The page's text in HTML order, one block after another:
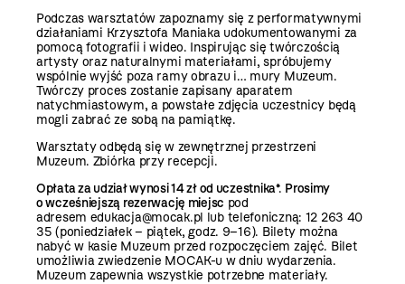
Podczas warsztatów zapoznamy się z performatywnymi
działaniami Krzysztofa Maniaka udokumentowanymi za
pomocą fotografii i wideo. Inspirując się twórczością
artysty oraz naturalnymi materiałami, spróbujemy
wspólnie wyjść poza ramy obrazu i… mury Muzeum.
Twórczy proces zostanie zapisany aparatem
natychmiastowym, a powstałe zdjęcia uczestnicy będą
mogli zabrać ze sobą na pamiątkę.
Warsztaty odbędą się w zewnętrznej przestrzeni
Muzeum. Zbiórka przy recepcji.
Opłata za udział wynosi 14 zł od uczestnika*. Prosimy
o wcześniejszą rezerwację miejsc pod
adresem edukacja@mocak.pl lub telefoniczną: 12 263 40
35 (poniedziałek – piątek, godz. 9–16). Bilety można
nabyć w kasie Muzeum przed rozpoczęciem zajęć. Bilet
umożliwia zwiedzenie MOCAK-u w dniu wydarzenia.
Muzeum zapewnia wszystkie potrzebne materiały.